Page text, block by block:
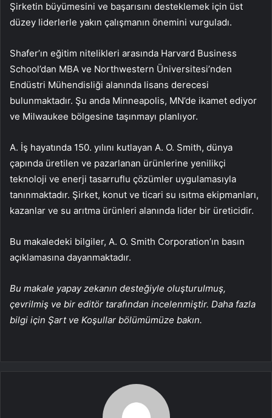
Şirketin büyümesini ve başarısını desteklemek için üst
düzey liderlerle yakın çalışmanın önemini vurguladı.
Shafer’ın eğitim nitelikleri arasında Harvard Business
School’dan MBA ve Northwestern Üniversitesi’nden
Endüstri Mühendisliği alanında lisans derecesi
bulunmaktadır. Şu anda Minneapolis, MN’de ikamet ediyor
ve Milwaukee bölgesine taşınmayı planlıyor.
A. İş hayatında 150. yılını kutlayan A. O. Smith, dünya
çapında üretilen ve pazarlanan ürünlerine yenilikçi
teknoloji ve enerji tasarruflu çözümler uygulamasıyla
tanınmaktadır. Şirket, konut ve ticari su ısıtma ekipmanları,
kazanlar ve su arıtma ürünleri alanında lider bir üreticidir.
Bu makaledeki bilgiler, A. O. Smith Corporation’ın basın
açıklamasına dayanmaktadır.
Bu makale yapay zekanın desteğiyle oluşturulmuş,
çevrilmiş ve bir editör tarafından incelenmiştir. Daha fazla
bilgi için Şart ve Koşullar bölümümüze bakın.